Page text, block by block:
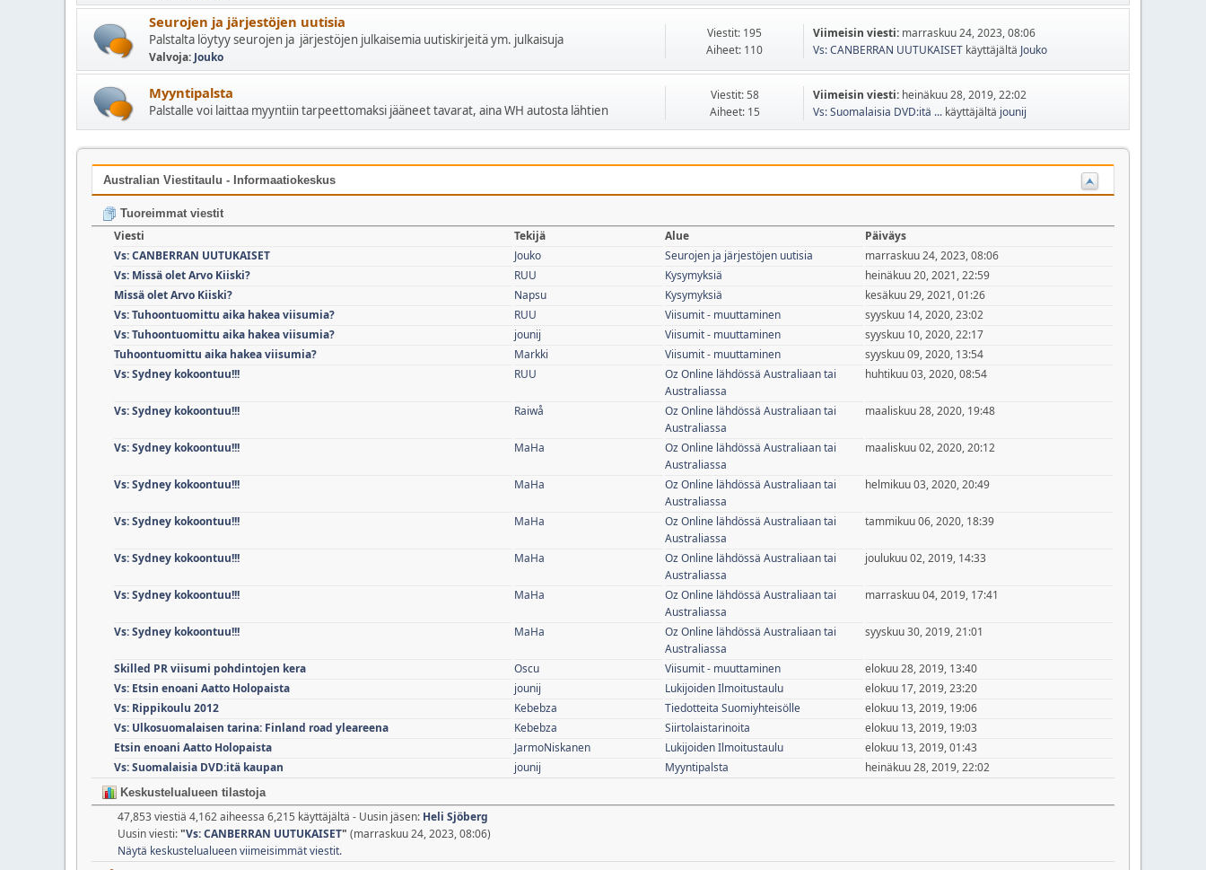
Seurojen ja järjestöjen uutisia
Palstalta löytyy seurojen ja järjestöjen julkaisemia uutiskirjeitä ym. julkaisuja
Valvoja: Jouko
Viestit: 195
Aiheet: 110
Viimeisin viesti: marraskuu 24, 2023, 08:06
Vs: CANBERRAN UUTUKAISET käyttäjältä Jouko
Myyntipalsta
Palstalle voi laittaa myyntiin tarpeettomaksi jääneet tavarat, aina WH autosta lähtien
Viestit: 58
Aiheet: 15
Viimeisin viesti: heinäkuu 28, 2019, 22:02
Vs: Suomalaisia DVD:itä ... käyttäjältä jounij
Australian Viestitaulu - Informaatiokeskus
Tuoreimmat viestit
Viesti Tekijä Alue
Päiväys
Vs: CANBERRAN UUTUKAISET
Jouko Seurojen ja järjestöjen uutisia
marraskuu 24, 2023, 08:06
Vs: Missä olet Arvo Kiiski?
RUU Kysymyksiä
heinäkuu 20, 2021, 22:59
Missä olet Arvo Kiiski?
Napsu Kysymyksiä
kesäkuu 29, 2021, 01:26
Vs: Tuhoontuomittu aika hakea viisumia?
RUU Viisumit - muuttaminen
syyskuu 14, 2020, 23:02
Vs: Tuhoontuomittu aika hakea viisumia?
jounij Viisumit - muuttaminen
syyskuu 10, 2020, 22:17
Tuhoontuomittu aika hakea viisumia?
Markki Viisumit - muuttaminen
syyskuu 09, 2020, 13:54
Vs: Sydney kokoontuu!!!
RUU
Oz Online lähdössä Australiaan tai
Australiassa
huhtikuu 03, 2020, 08:54
Vs: Sydney kokoontuu!!! Raiwå
Oz Online lähdössä Australiaan tai
Australiassa
maaliskuu 28, 2020, 19:48
Vs: Sydney kokoontuu!!! MaHa
Oz Online lähdössä Australiaan tai
Australiassa
maaliskuu 02, 2020, 20:12
Vs: Sydney kokoontuu!!! MaHa
Oz Online lähdössä Australiaan tai
Australiassa
helmikuu 03, 2020, 20:49
Vs: Sydney kokoontuu!!! MaHa
Oz Online lähdössä Australiaan tai
Australiassa
tammikuu 06, 2020, 18:39
Vs: Sydney kokoontuu!!! MaHa
Oz Online lähdössä Australiaan tai
Australiassa
joulukuu 02, 2019, 14:33
Vs: Sydney kokoontuu!!! MaHa
Oz Online lähdössä Australiaan tai
Australiassa
marraskuu 04, 2019, 17:41
Vs: Sydney kokoontuu!!! MaHa
Oz Online lähdössä Australiaan tai
Australiassa
syyskuu 30, 2019, 21:01
Skilled PR viisumi pohdintojen kera Oscu Viisumit - muuttaminen
elokuu 28, 2019, 13:40
Vs: Etsin enoani Aatto Holopaista
jounij Lukijoiden Ilmoitustaulu
elokuu 17, 2019, 23:20
Vs: Rippikoulu 2012
Kebebza Tiedotteita Suomiyhteisölle
elokuu 13, 2019, 19:06
Vs: Ulkosuomalaisen tarina: Finland road yleareena
Kebebza Siirtolaistarinoita
elokuu 13, 2019, 19:03
Etsin enoani Aatto Holopaista
JarmoNiskanen Lukijoiden Ilmoitustaulu
elokuu 13, 2019, 01:43
Vs: Suomalaisia DVD:itä kaupan
jounij Myyntipalsta heinäkuu 28, 2019, 22:02
Keskustelualueen tilastoja
47,853 viestiä 4,162 aiheessa 6,215 käyttäjältä - Uusin jäsen: Heli Sjöberg
Uusin viesti:"Vs: CANBERRAN UUTUKAISET" (marraskuu 24, 2023, 08:06)
Näytä keskustelualueen viimeisimmät viestit.